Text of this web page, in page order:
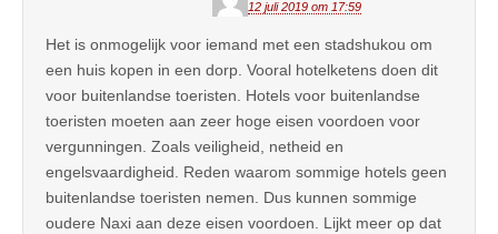
12 juli 2019 om 17:59
Het is onmogelijk voor iemand met een stadshukou om
een huis kopen in een dorp. Vooral hotelketens doen dit
voor buitenlandse toeristen. Hotels voor buitenlandse
toeristen moeten aan zeer hoge eisen voordoen voor
vergunningen. Zoals veiligheid, netheid en
engelsvaardigheid. Reden waarom sommige hotels geen
buitenlandse toeristen nemen. Dus kunnen sommige
oudere Naxi aan deze eisen voordoen. Lijkt meer op dat